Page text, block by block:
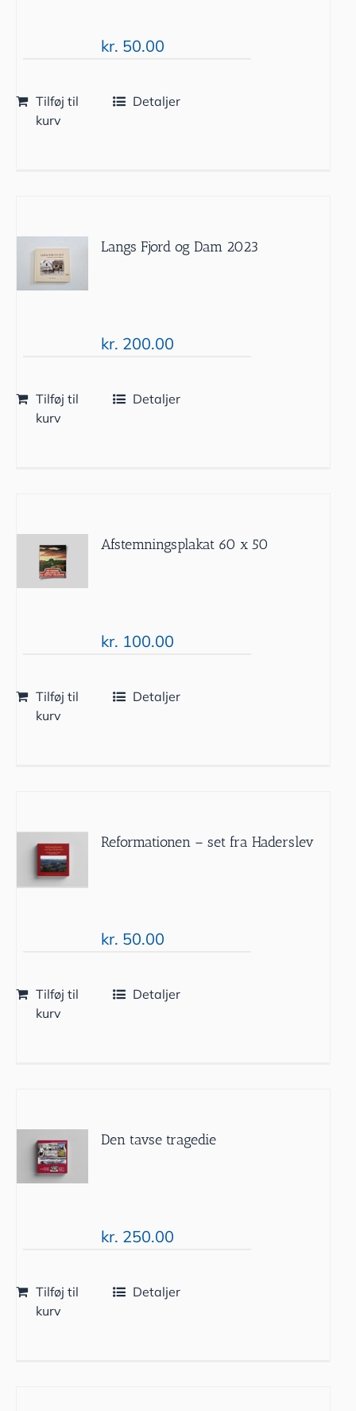
kr. 50.00
Tilføj til
kurv
Detaljer
Langs Fjord og Dam 2023
kr. 200.00
Tilføj til
kurv
Detaljer
Afstemningsplakat 60 x 50
kr. 100.00
Tilføj til
kurv
Detaljer
Reformationen – set fra Haderslev
kr. 50.00
Tilføj til
kurv
Detaljer
Den tavse tragedie
kr. 250.00
Tilføj til
kurv
Detaljer